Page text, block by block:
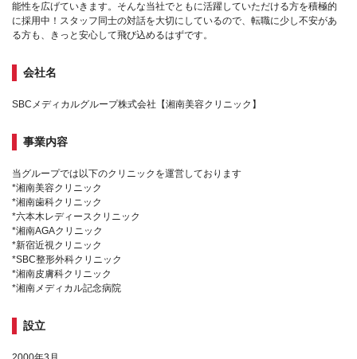
能性を広げていきます。そんな当社でともに活躍していただける方を積極的
に採用中！スタッフ同士の対話を大切にしているので、転職に少し不安があ
る方も、きっと安心して飛び込めるはずです。
会社名
SBCメディカルグループ株式会社【湘南美容クリニック】
事業内容
当グループでは以下のクリニックを運営しております
*湘南美容クリニック
*湘南歯科クリニック
*六本木レディースクリニック
*湘南AGAクリニック
*新宿近視クリニック
*SBC整形外科クリニック
*湘南皮膚科クリニック
*湘南メディカル記念病院
設立